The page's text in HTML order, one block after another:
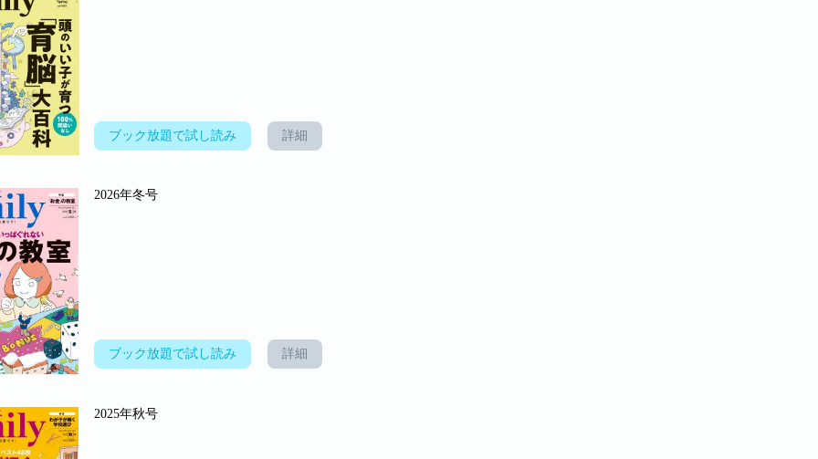
ブック放題で試し読み 詳細
2026年冬号
ブック放題で試し読み 詳細
2025年秋号